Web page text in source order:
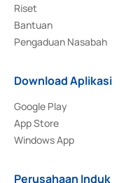
Riset
Bantuan
Pengaduan Nasabah
Download Aplikasi
Google Play
App Store
Windows App
Perusahaan Induk